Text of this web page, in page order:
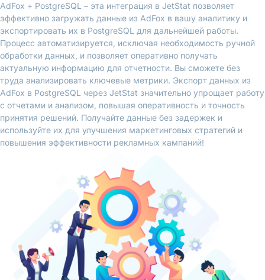
AdFox + PostgreSQL – эта интеграция в JetStat позволяет
эффективно загружать данные из AdFox в вашу аналитику и
экспортировать их в PostgreSQL для дальнейшей работы.
Процесс автоматизируется, исключая необходимость ручной
обработки данных, и позволяет оперативно получать
актуальную информацию для отчетности. Вы сможете без
труда анализировать ключевые метрики. Экспорт данных из
AdFox в PostgreSQL через JetStat значительно упрощает работу
с отчетами и анализом, повышая оперативность и точность
принятия решений. Получайте данные без задержек и
используйте их для улучшения маркетинговых стратегий и
повышения эффективности рекламных кампаний!